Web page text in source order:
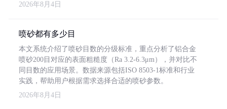
2026年8月4日
喷砂都有多少目
本文系统介绍了喷砂目数的分级标准，重点分析了铝合金
喷砂200目对应的表面粗糙度（Ra 3.2-6.3μm），并对比不
同目数的应用场景。数据来源包括ISO 8503-1标准和行业
实践，帮助用户根据需求选择合适的喷砂参数。
2026年8月4日